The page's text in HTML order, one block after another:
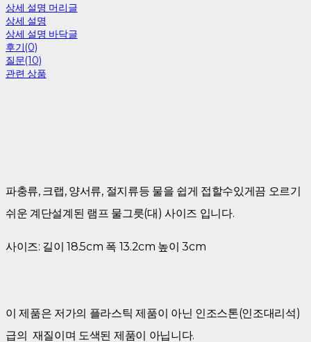
상세 설명 머리글
상세 설명
상세 설명 바닥글
후기(0)
질문(10)
관련 상품
파충류, 크랩, 양서류, 절지류등 물을 쉽게 접할수있게끔 오르기
쉬운 계단설계된 램프 물그릇(대) 사이즈 입니다.
사이즈: 길이 18.5cm 폭 13.2cm 높이 3cm
이 제품은 저가의 플라스틱 제품이 아닌 인조스톤(인조대리석)
급의 재질이며 도색된 제품이 아닙니다.